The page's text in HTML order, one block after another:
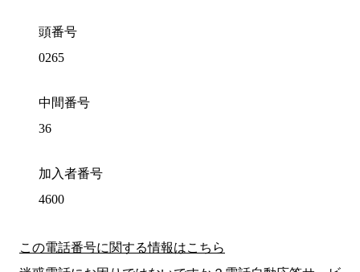
頭番号
0265
中間番号
36
加入者番号
4600
この電話番号に関する情報はこちら